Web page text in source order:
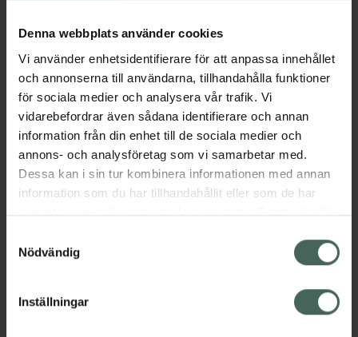
Denna webbplats använder cookies
Vi använder enhetsidentifierare för att anpassa innehållet
och annonserna till användarna, tillhandahålla funktioner
för sociala medier och analysera vår trafik. Vi
vidarebefordrar även sådana identifierare och annan
information från din enhet till de sociala medier och
annons- och analysföretag som vi samarbetar med.
Dessa kan i sin tur kombinera informationen med annan
information som du har tillhandahållit eller som de har
samlat in när du har använt deras tjänster. Samtycke till
återkalla ditt samtycke via webbplatsens
cookieinställningar. Ett återkallat samtycke påverkar inte
lagligheten av behandling som skett innan återkallelsen.
Nödvändig
Inställningar
Aktuella erbjudanden
Beskrivning Dölj
Läs alltid bipacksedeln innan
användning.
EAN:03838989696764
Bipacksedel från FASS Visa